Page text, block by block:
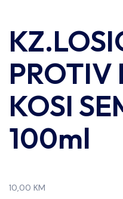
PROTIV
KOSI
100ml
10,00 KM